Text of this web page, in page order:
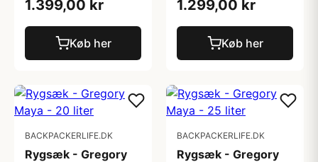
1.399,00 kr
Køb her
1.299,00 kr
Køb her
BACKPACKERLIFE.DK
Rygsæk - Gregory
BACKPACKERLIFE.DK
Rygsæk - Gregory